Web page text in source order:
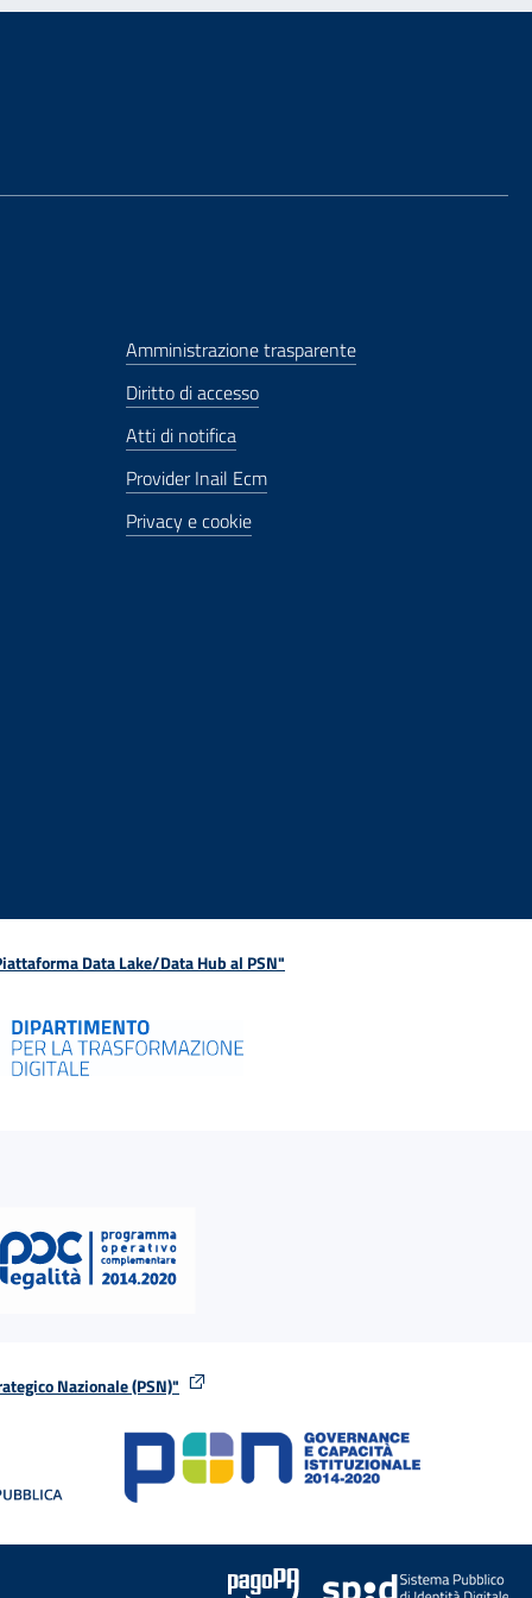
Amministrazione trasparente
Diritto di accesso
Atti di notifica
Provider Inail Ecm
Privacy e cookie
Data Lake/Data Hub al PSN"
Nazionale (PSN)"
stessa finestra